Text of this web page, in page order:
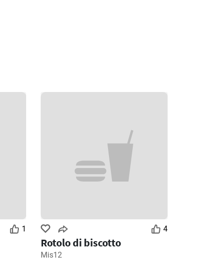
1 4
Rotolo di biscotto
Mis12